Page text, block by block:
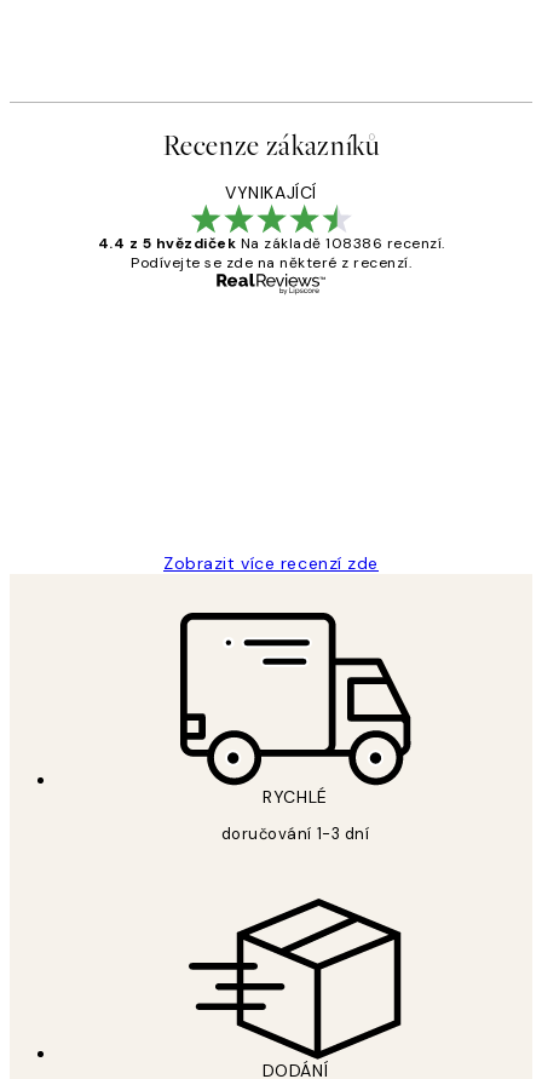
Recenze zákazníků
VYNIKAJÍCÍ
4.4 z 5 hvězdiček Na základě 108386 recenzí.
Podívejte se zde na některé z recenzí.
Zobrazit více recenzí zde
RYCHLÉ
doručování 1-3 dní
DODÁNÍ